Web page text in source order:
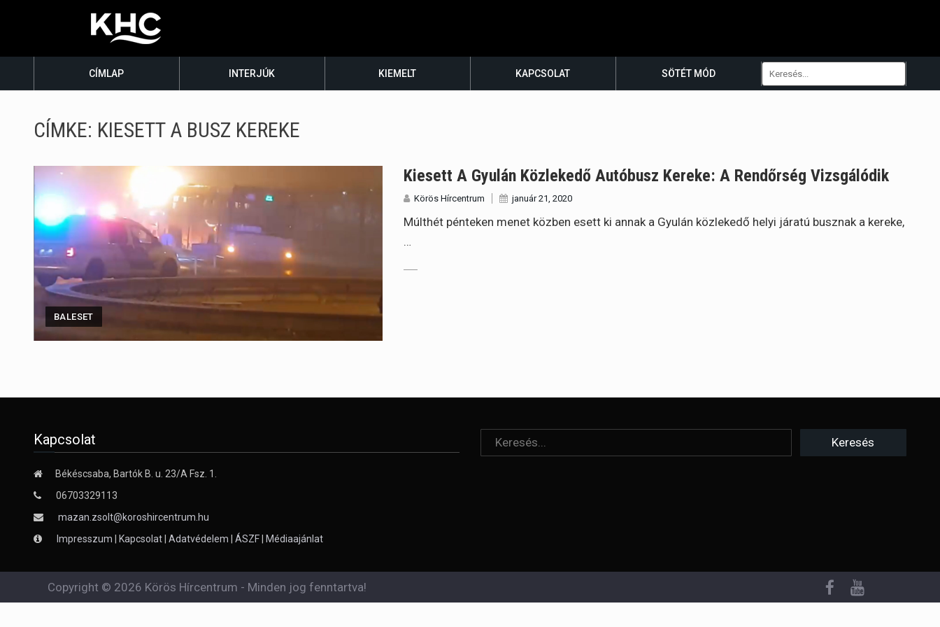
CÍMLAP INTERJÚK KIEMELT KAPCSOLAT SÖTÉT MÓD
CÍMKE: KIESETT A BUSZ KEREKE
BALESET
Kiesett A Gyulán Közlekedő Autóbusz Kereke: A Rendőrség Vizsgálódik
Körös Hírcentrum január 21, 2020
Múlthét pénteken menet közben esett ki annak a Gyulán közlekedő helyi járatú busznak a kereke,
…
Kapcsolat
Békéscsaba, Bartók B. u. 23/A Fsz. 1.
06703329113
mazan.zsolt@koroshircentrum.hu
Impresszum | Kapcsolat| Adatvédelem | ÁSZF| Médiaajánlat
Copyright © 2026 Körös Hírcentrum - Minden jog fenntartva!